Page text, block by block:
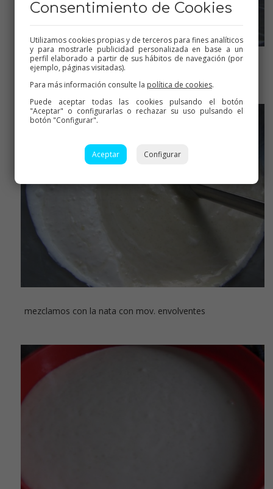
ya el relleno tapado con film enfriando
mezclamos con la nata con mov. envolventes
Consentimiento de Cookies
Utilizamos cookies propias y de terceros para fines analíticos
y para mostrarle publicidad personalizada en base a un
perfil elaborado a partir de sus hábitos de navegación (por
ejemplo, páginas visitadas).
Para más información consulte la política de cookies.
Puede aceptar todas las cookies pulsando el botón
"Aceptar" o configurarlas o rechazar su uso pulsando el
botón "Configurar".
Aceptar Configurar